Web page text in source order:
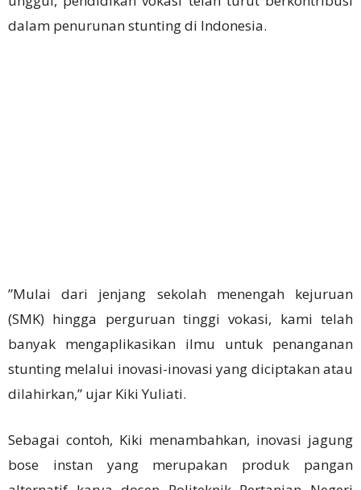
dalam penurunan stunting di Indonesia.
”Mulai dari jenjang sekolah menengah kejuruan
(SMK) hingga perguruan tinggi vokasi, kami telah
banyak mengaplikasikan ilmu untuk penanganan
stunting melalui inovasi-inovasi yang diciptakan atau
dilahirkan,” ujar Kiki Yuliati.
Sebagai contoh, Kiki menambahkan, inovasi jagung
bose instan yang merupakan produk pangan